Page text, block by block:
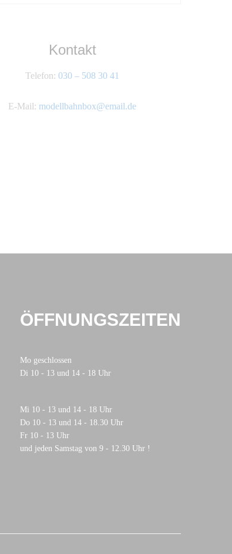
Kontakt
Telefon: 030 – 508 30 41
E-Mail: modellbahnbox@email.de
ÖFFNUNGSZEITEN
Mo geschlossen
Di 10 - 13 und 14 - 18 Uhr
Mi 10 - 13 und 14 - 18 Uhr
Do 10 - 13 und 14 - 18.30 Uhr
Fr 10 - 13 Uhr
und jeden Samstag von 9 - 12.30 Uhr !